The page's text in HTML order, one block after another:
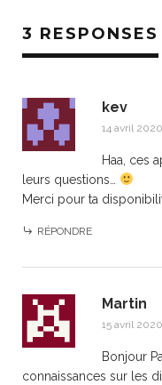
3 RESPONSES
kev
14 avril
Haa, ces
leurs questions…
Merci pour ta
RÉPONDRE
Martin
15 avril
Bonjour
connaissances sur les